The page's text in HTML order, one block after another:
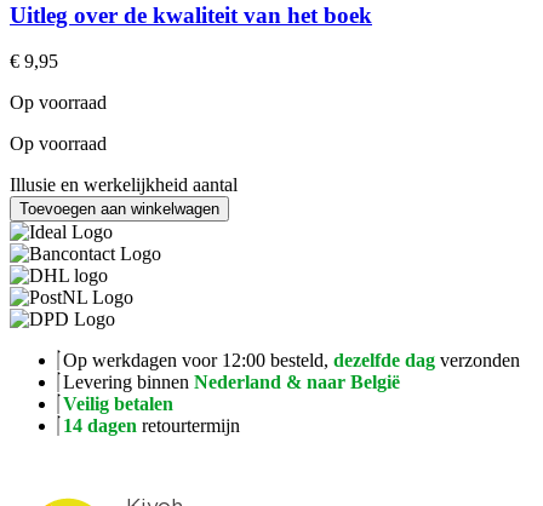
Uitleg over de kwaliteit van het boek
€ 9,95
Op voorraad
Op voorraad
Illusie en werkelijkheid aantal
Toevoegen aan winkelwagen
Op werkdagen voor 12:00 besteld, dezelfde dag verzonden
Levering binnen Nederland & naar België
Veilig betalen
14 dagen retourtermijn